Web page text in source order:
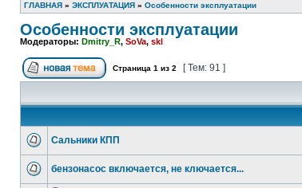
ГЛАВНАЯ » ЭКСПЛУАТАЦИЯ » Особенности эксплуатации
Особенности эксплуатации
Модераторы: Dmitry_R, SoVa, skl
Страница 1 из 2 [ Тем: 91 ]
Сальники КПП
бензонасос включается, не ключается...